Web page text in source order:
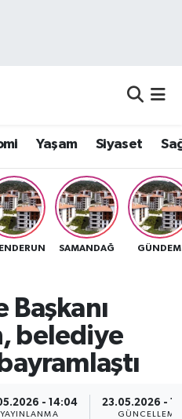
Yaşam Siyaset
SAMANDAĞ GÜNDEM
Başkanı
belediye
- 14:04
YAYINLANMA
23.05.2026 -
GÜNCELLEME
ve Fikstür